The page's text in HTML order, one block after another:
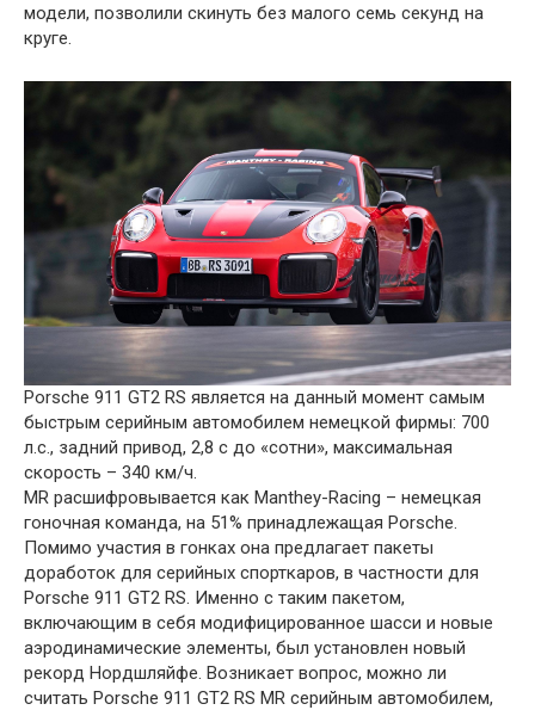
модели, позволили скинуть без малого семь секунд на
круге.
Porsche 911 GT2 RS является на данный момент самым
быстрым серийным автомобилем немецкой фирмы: 700
л.с., задний привод, 2,8 с до «сотни», максимальная
скорость – 340 км/ч.
MR расшифровывается как Manthey-Racing – немецкая
гоночная команда, на 51% принадлежащая Porsche.
Помимо участия в гонках она предлагает пакеты
доработок для серийных спорткаров, в частности для
Porsche 911 GT2 RS. Именно с таким пакетом,
включающим в себя модифицированное шасси и новые
аэродинамические элементы, был установлен новый
рекорд Нордшляйфе. Возникает вопрос, можно ли
считать Porsche 911 GT2 RS MR серийным автомобилем,